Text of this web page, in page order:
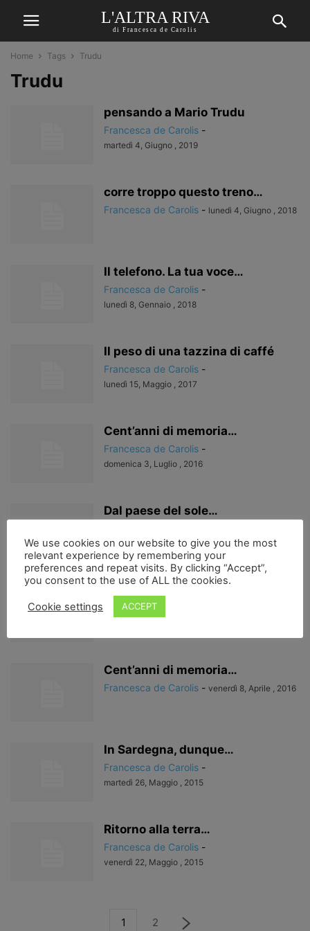
L'ALTRA RIVA
di Francesca de Carolis
Home Tags Trudu
Trudu
pensando a Mario Trudu
Francesca de Carolis -
martedì 4, Giugno , 2019
corre troppo questo treno…
Francesca de Carolis - lunedì 4, Giugno , 2018
Il telefono. La tua voce…
Francesca de Carolis -
lunedì 8, Gennaio , 2018
Il peso di una tazzina di caffé
Francesca de Carolis -
lunedì 15, Maggio , 2017
Cent’anni di memoria…
Francesca de Carolis -
domenica 3, Luglio , 2016
Dal paese del sole…
giovedì 12, Maggio , 2016
Francesca de Carolis
Cent’anni di memoria…
Francesca de Carolis - venerdì 8, Aprile , 2016
In Sardegna, dunque…
Francesca de Carolis -
martedì 26, Maggio , 2015
Ritorno alla terra…
Francesca de Carolis -
venerdì 22, Maggio , 2015
1 2
We use cookies on our website to give you the most
relevant experience by remembering your
preferences and repeat visits. By clicking “Accept”,
you consent to the use of ALL the cookies.
Cookie settings ACCEPT